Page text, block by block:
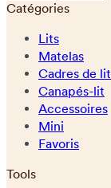
Catégories
Lits
Matelas
Cadres de lit
Canapés-lit
Accessoires
Mini
Favoris
Tools